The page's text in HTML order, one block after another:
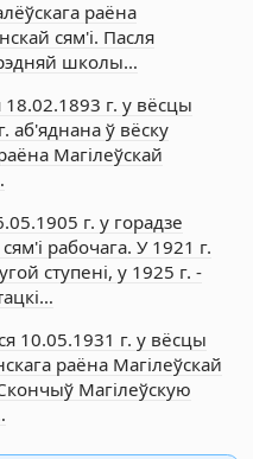
раёна
сям'і. Пасля
школы…
18.02.1893 г. у вёсцы
аб'яднана ў вёску
Магілеўскай
г. у горадзе
рабочага. У 1921 г.
ступені, у 1925 г. -
10.05.1931 г. у вёсцы
раёна Магілеўскай
Магілеўскую